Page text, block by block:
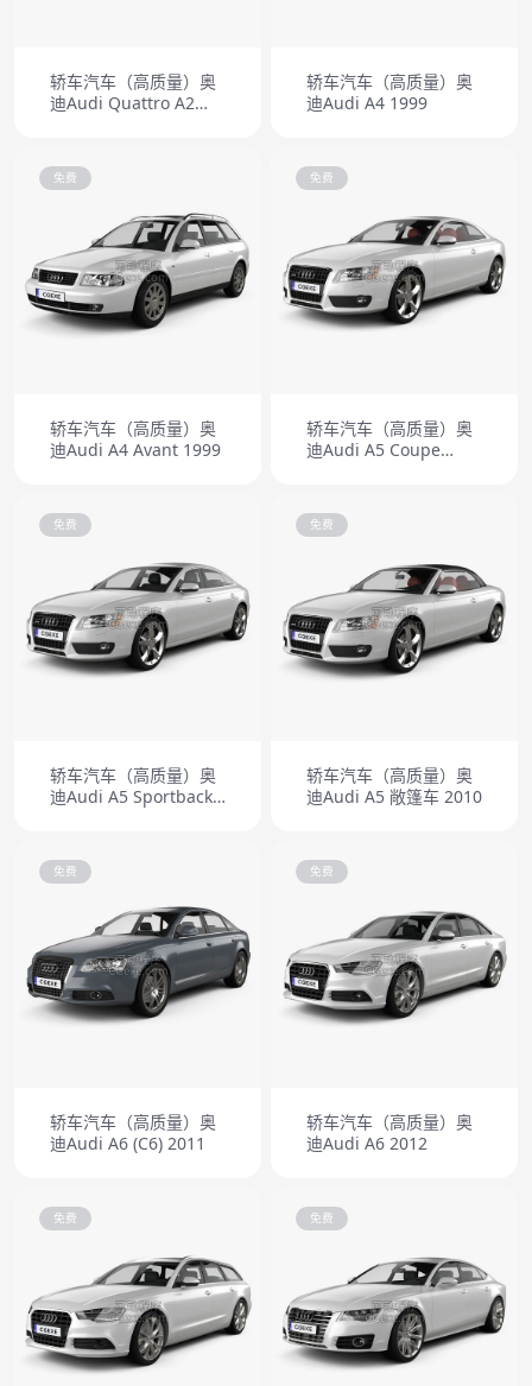
轿车汽车（高质量）奥
迪Audi Quattro A2
轿车汽车（高质量）奥
迪Audi A4 1999
免费
轿车汽车（高质量）奥
迪Audi A4 Avant 1999
免费
轿车汽车（高质量）奥
迪Audi A5 Coupe
免费
轿车汽车（高质量）奥
迪Audi A5 Sportback
免费
轿车汽车（高质量）奥
迪Audi A5 敞篷车 2010
免费
轿车汽车（高质量）奥
迪Audi A6 (C6) 2011
免费
轿车汽车（高质量）奥
迪Audi A6 2012
免费 免费